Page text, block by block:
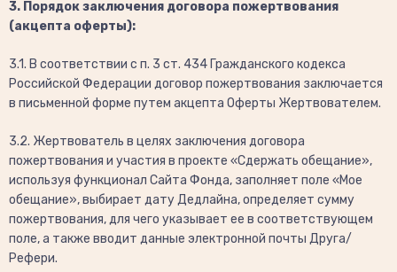
3. Порядок заключения договора пожертвования
(акцепта оферты):
3.1. В соответствии с п. 3 ст. 434 Гражданского кодекса
Российской Федерации договор пожертвования заключается
в письменной форме путем акцепта Оферты Жертвователем.
3.2. Жертвователь в целях заключения договора
пожертвования и участия в проекте «Сдержать обещание»,
используя функционал Сайта Фонда, заполняет поле «Мое
обещание», выбирает дату Дедлайна, определяет сумму
пожертвования, для чего указывает ее в соответствующем
поле, а также вводит данные электронной почты Друга/
Рефери.